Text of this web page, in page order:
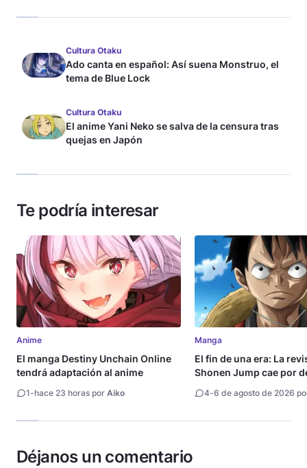
Cultura Otaku
Ado canta en español: Así suena Monstruo, el
tema de Blue Lock
Cultura Otaku
El anime Yani Neko se salva de la censura tras
quejas en Japón
Te podría interesar
Anime
El manga Destiny Unchain Online
tendrá adaptación al anime
1-hace 23 horas por Aiko
Manga
El fin de una era: La
Shonen Jump cae por
4-6 de agosto de 2026
Déjanos un comentario